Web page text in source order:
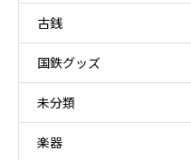
古銭
国鉄グッズ
未分類
楽器